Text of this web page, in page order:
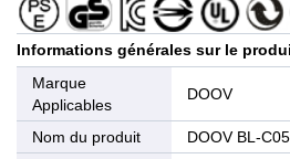
Informations générales sur le
Marque
Applicables
DOOV
Nom du produit
DOOV BL-C05